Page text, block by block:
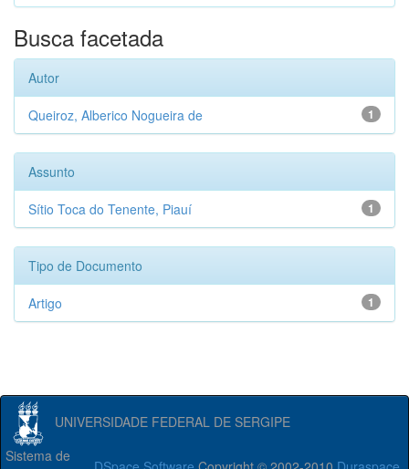
Busca facetada
Autor
1
Queiroz, Alberico Nogueira de
Assunto
1
Sítio Toca do Tenente, Piauí
Tipo de Documento
1
Artigo
UNIVERSIDADE FEDERAL DE SERGIPE
Sistema de